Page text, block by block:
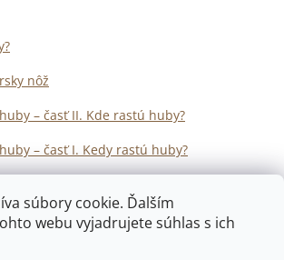
súbory cookie. Ďalším
webu vyjadrujete súhlas s ich
nôž
– časť II. Kde rastú huby?
– časť I. Kedy rastú huby?